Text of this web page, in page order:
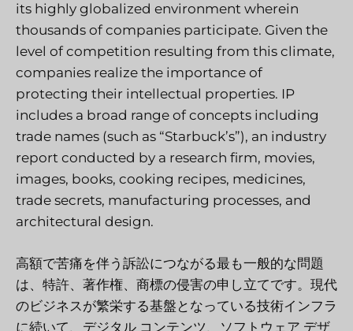
its highly globalized environment wherein
thousands of companies participate. Given the
level of competition resulting from this climate,
companies realize the importance of
protecting their intellectual properties. IP
includes a broad range of concepts including
trade names (such as “Starbuck’s”), an industry
report conducted by a research firm, movies,
images, books, cooking recipes, medicines,
trade secrets, manufacturing processes, and
architectural design.
高額で苦痛を伴う訴訟につながる最も一般的な問題
は、特許、著作権、商標の侵害の申し立てです。現代
のビジネスが繁栄する基盤となっている技術インフラ
に続いて、デジタル コンテンツ、ソフトウェア デザ